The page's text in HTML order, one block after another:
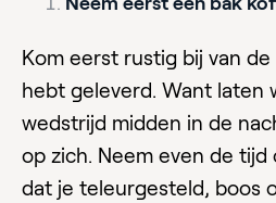
Kom eerst rustig bij van
hebt geleverd. Want laten
wedstrijd midden in de
op zich. Neem even de tijd
dat je teleurgesteld, boos